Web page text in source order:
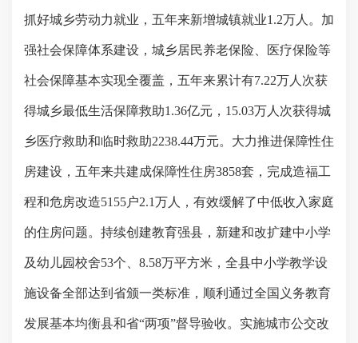
抓好城乡劳动力就业，五年来新增城镇就业1.2万人。加
强社会保障体系建设，城乡居民养老保险、医疗保险等
社会保障基本实现全覆盖，五年来累计有7.22万人次获
得城乡最低生活保障救助1.36亿元， 15.03万人次获得城
乡医疗救助和临时救助2238.44万元。大力推进保障性住
房建设，五年来共建成保障性住房3858套，完成造福工
程和危房改造5155户2.1万人，有效缓解了中低收入家庭
的住房问题。持续创建教育强县，新建和改扩建中小学
及幼儿园校舍53个、 8.58万平方米，全县中小学教学设
施设备全部达到省颁一类标准，顺利通过全国义务教育
发展基本均衡县和省“两项”督导验收。实施城市公交改